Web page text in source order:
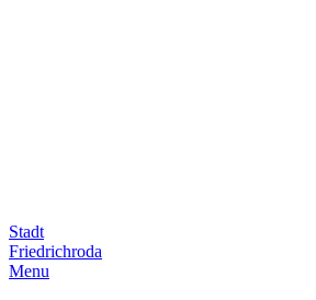
Stadt
Friedrich­roda
Menu